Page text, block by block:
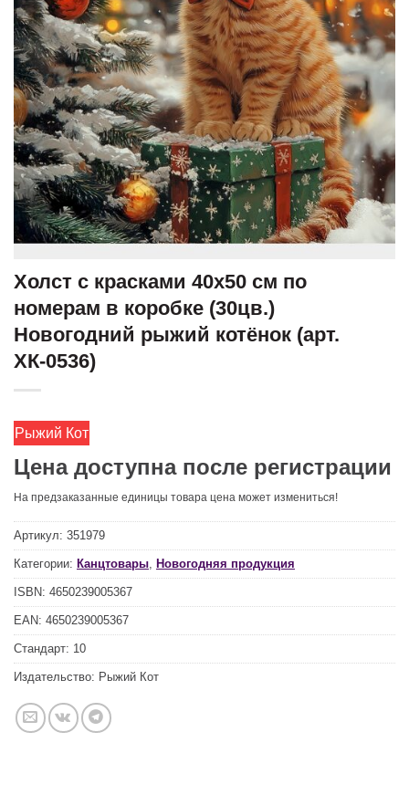
Холст с красками 40х50 см по
номерам в коробке (30цв.)
Новогодний рыжий котёнок (арт.
ХК-0536)
Рыжий Кот
Цена доступна после регистрации
На предзаказанные единицы товара цена может измениться!
Артикул: 351979
Категории: Канцтовары Новогодняя продукция
ISBN: 4650239005367
EAN: 4650239005367
Стандарт: 10
Издательство: Рыжий Кот